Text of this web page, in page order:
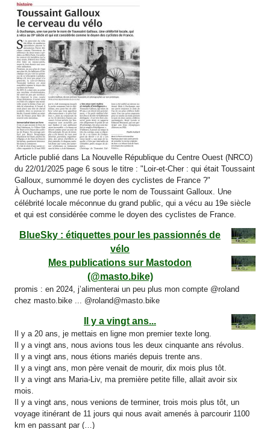
Article publié dans La Nouvelle République du Centre Ouest (NRCO)
du 22/01/2025 page 6 sous le titre : "Loir-et-Cher : qui était Toussaint
Galloux, surnommé le doyen des cyclistes de France ?"
À Ouchamps, une rue porte le nom de Toussaint Galloux. Une
célébrité locale méconnue du grand public, qui a vécu au 19e siècle
et qui est considérée comme le doyen des cyclistes de France.
BlueSky : étiquettes pour les passionnés de
vélo
Mes publications sur Mastodon
(@masto.bike)
promis : en 2024, j’alimenterai un peu plus mon compte @roland
chez masto.bike ... @roland@masto.bike
Il y a vingt ans...
Il y a 20 ans, je mettais en ligne mon premier texte long.
Il y a vingt ans, nous avions tous les deux cinquante ans révolus.
Il y a vingt ans, nous étions mariés depuis trente ans.
Il y a vingt ans, mon père venait de mourir, dix mois plus tôt.
Il y a vingt ans Maria-Liv, ma première petite fille, allait avoir six
mois.
Il y a vingt ans, nous venions de terminer, trois mois plus tôt, un
voyage itinérant de 11 jours qui nous avait amenés à parcourir 1100
km en passant par (…)